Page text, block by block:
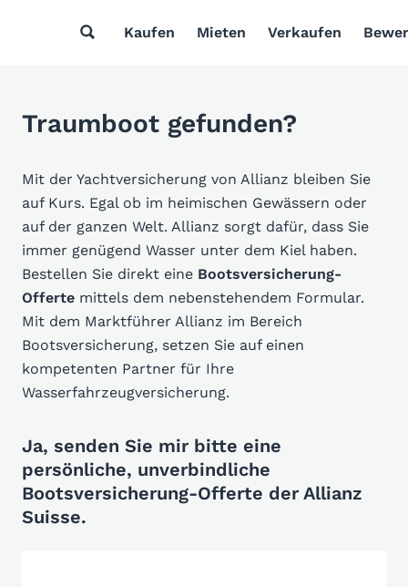
Kaufen Mieten Verkaufen
Traumboot gefunden?
Mit der Yachtversicherung von Allianz bleiben Sie
auf Kurs. Egal ob im heimischen Gewässern oder
auf der ganzen Welt. Allianz sorgt dafür, dass Sie
immer genügend Wasser unter dem Kiel haben.
Bestellen Sie direkt eine Bootsversicherung-
Offerte mittels dem nebenstehendem Formular.
Mit dem Marktführer Allianz im Bereich
Bootsversicherung, setzen Sie auf einen
kompetenten Partner für Ihre
Wasserfahrzeugversicherung.
Ja, senden Sie mir bitte eine
persönliche, unverbindliche
Bootsversicherung-Offerte der Allianz
Suisse.